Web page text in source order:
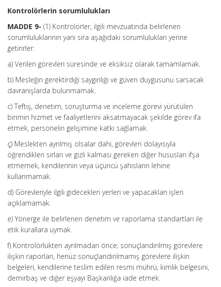
Kontrolörlerin sorumlulukları
MADDE 9- (1) Kontrolörler, ilgili mevzuatında belirlenen
sorumluluklarının yanı sıra aşağıdaki sorumlulukları yerine
getirirler:
a) Verilen görevleri süresinde ve eksiksiz olarak tamamlamak.
b) Mesleğin gerektirdiği saygınlığı ve güven duygusunu sarsacak
davranışlarda bulunmamak.
c) Teftiş, denetim, soruşturma ve inceleme görevi yürütülen
birimin hizmet ve faaliyetlerini aksatmayacak şekilde görev ifa
etmek, personelin gelişimine katkı sağlamak.
ç) Meslekten ayrılmış olsalar dahi, görevleri dolayısıyla
öğrendikleri sırları ve gizli kalması gereken diğer hususları ifşa
etmemek, kendilerinin veya üçüncü şahısların lehine
kullanmamak.
d) Görevleriyle ilgili gidecekleri yerleri ve yapacakları işleri
açıklamamak.
e) Yönerge ile belirlenen denetim ve raporlama standartları ile
etik kurallara uymak.
f) Kontrolörlükten ayrılmadan önce; sonuçlandırılmış görevlere
ilişkin raporları, henüz sonuçlandırılmamış görevlere ilişkin
belgeleri, kendilerine teslim edilen resmi mührü, kimlik belgesini,
demirbaş ve diğer eşyayı Başkanlığa iade etmek.